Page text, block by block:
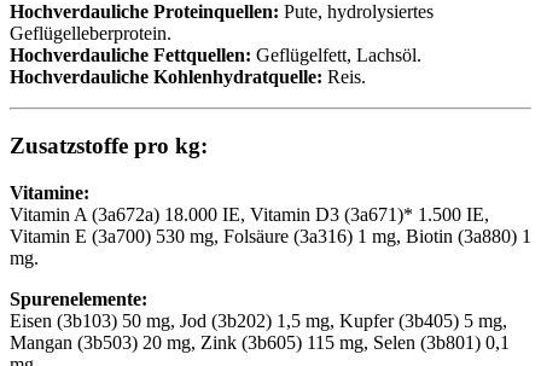
Hochverdauliche Proteinquellen: Pute, hydrolysiertes
Geflügelleberprotein.
Hochverdauliche Fettquellen: Geflügelfett, Lachsöl.
Hochverdauliche Kohlenhydratquelle: Reis.
Zusatzstoffe pro kg:
Vitamine:
Vitamin A (3a672a) 18.000 IE, Vitamin D3 (3a671)* 1.500 IE,
Vitamin E (3a700) 530 mg, Folsäure (3a316) 1 mg, Biotin (3a880) 1
mg.
Spurenelemente:
Eisen (3b103) 50 mg, Jod (3b202) 1,5 mg, Kupfer (3b405) 5 mg,
Mangan (3b503) 20 mg, Zink (3b605) 115 mg, Selen (3b801) 0,1